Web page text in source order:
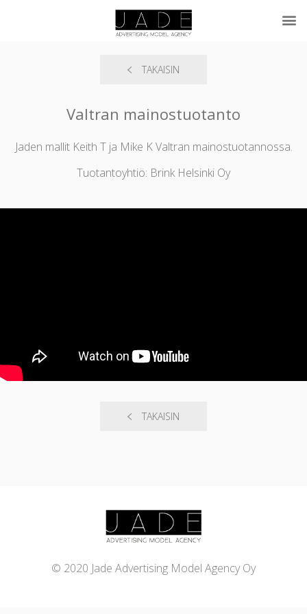
TAKAISIN
Valtran mainostuotanto
Jaden mallit Keith T ja Mike K Valtran mainostuotannossa.
Tuotantoyhtiö: Brink Helsinki Oy
TAKAISIN
© 2020 Jade Advertising Model Agency Oy